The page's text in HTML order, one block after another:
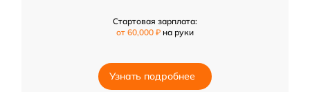
Стартовая зарплата:
от 60,000 ₽ на руки
Узнать подробнее